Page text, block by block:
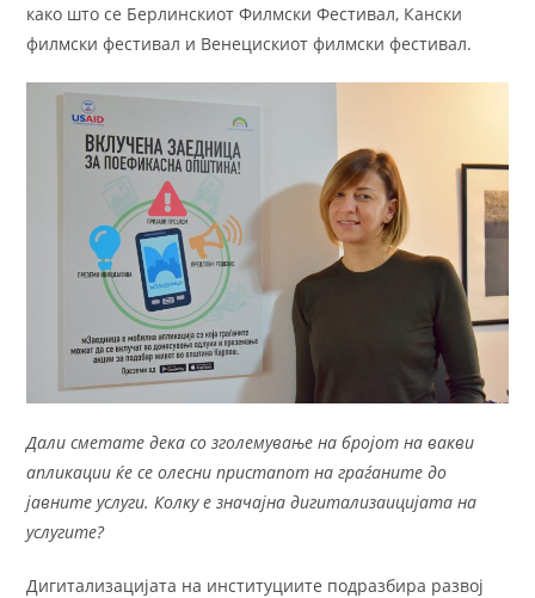
како што се Берлинскиот Филмски Фестивал, Кански
филмски фестивал и Венецискиот филмски фестивал.
Дали сметате дека со зголемување на бројот на вакви
апликации ќе се олесни пристапот на граѓаните до
јавните услуги. Колку е значајна дигитализаицијата на
услугите?
Дигитализацијата на институциите подразбира развој